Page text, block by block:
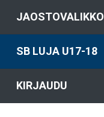
JAOSTOVALIKKO
SB LUJA U17-18
KIRJAUDU